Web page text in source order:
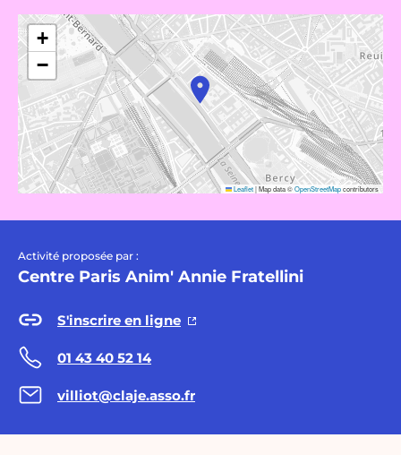
+
−
Leaflet|Map data ©OpenStreetMapcontributors
Activité proposée par :
Centre Paris Anim' Annie Fratellini
S'inscrire en ligne
01 43 40 52 14
villiot@claje.asso.fr